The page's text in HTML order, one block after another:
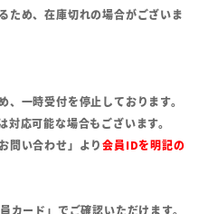
ため、在庫切れの場合がございま
一時受付を停止しております。
応可能な場合もございます。
問い合わせ」より会員IDを明記の
ード」でご確認いただけます。